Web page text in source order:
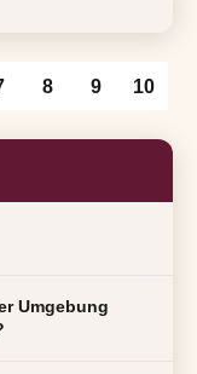
8 9 10
Umgebung